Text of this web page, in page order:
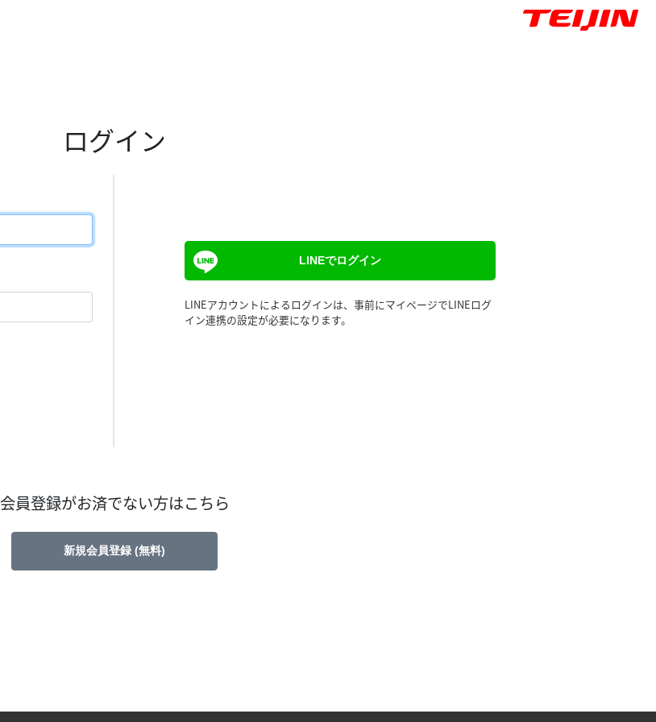
ログイン
LINEでログイン
LINEアカウントによるログインは、事前にマイページでLINEログ
イン連携の設定が必要になります。
会員登録がお済でない方はこちら
新規会員登録 (無料)